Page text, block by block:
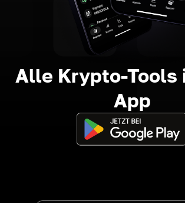
Alle Krypto-Tools
App